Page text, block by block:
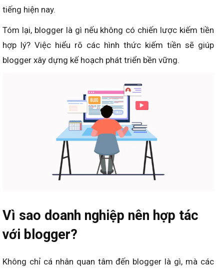
tiếng hiện nay.
Tóm lại, blogger là gì nếu không có chiến lược kiếm tiền
hợp lý? Việc hiểu rõ các hình thức kiếm tiền sẽ giúp
blogger xây dựng kế hoạch phát triển bền vững.
Vì sao doanh nghiệp nên hợp tác
với blogger?
Không chỉ cá nhân quan tâm đến blogger là gì, mà các